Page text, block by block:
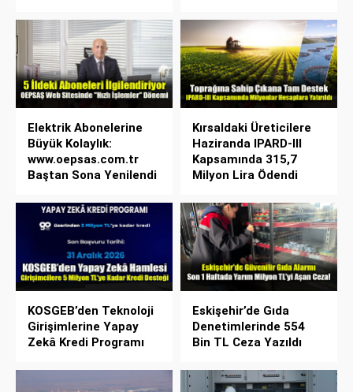
Elektrik Abonelerine
Büyük Kolaylık:
www.oepsas.com.tr
Baştan Sona Yenilendi
Kırsaldaki Üreticilere
Haziranda IPARD-III
Kapsamında 315,7
Milyon Lira Ödendi
KOSGEB’den Teknoloji
Girişimlerine Yapay
Zekâ Kredi Programı
Eskişehir’de Gıda
Denetimlerinde 554
Bin TL Ceza Yazıldı